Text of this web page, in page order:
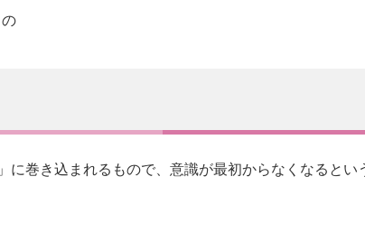
巻き込まれるもので、意識が最初からなくなるとい